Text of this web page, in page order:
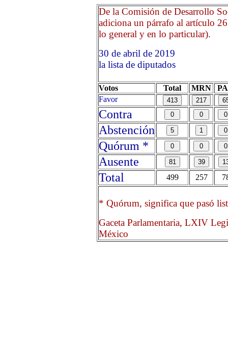
De la Comisión de Desarrollo
adiciona un párrafo al artículo
lo general y en lo particular).
30 de abril de 2019
la lista de diputados
Votos Total MRN
Favor
Contra
Abstención
Quórum *
Ausente
Total
499 257
* Quórum, significa que pasó
Gaceta Parlamentaria, LXIV
México